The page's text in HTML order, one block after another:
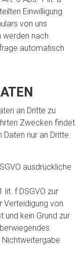
Einwilligung.
von uns
werden nach
automatisch
an Dritte zu
Zwecken findet
nur an Dritte
ausdrückliche
lit. f DSGVO zur
Verteidigung von
und kein Grund zur